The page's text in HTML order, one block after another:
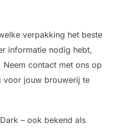
verpakking het beste
informatie nodig hebt,
contact met ons op
voor jouw brouwerij te
– ook bekend als